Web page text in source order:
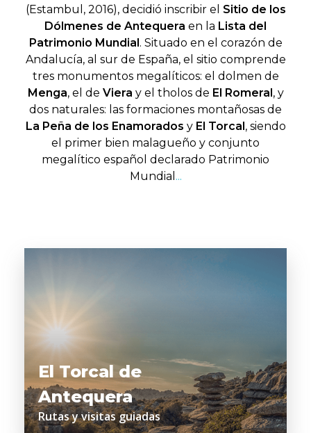
(Estambul, 2016), decidió inscribir el Sitio de los
Dólmenes de Antequera en la Lista del
Patrimonio Mundial. Situado en el corazón de
Andalucía, al sur de España, el sitio comprende
tres monumentos megalíticos: el dolmen de
Menga, el de Viera y el tholos de El Romeral, y
dos naturales: las formaciones montañosas de
La Peña de los Enamorados y El Torcal, siendo
el primer bien malagueño y conjunto
megalítico español declarado Patrimonio
Mundial ...
El Torcal de
Antequera
Rutas y visitas guiadas